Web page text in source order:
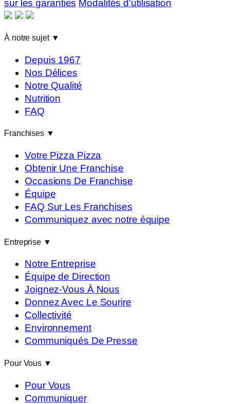
sur les garanties Modalités d'utilisation
À notre sujet ▼
Depuis 1967
Nos Délices
Notre Qualité
Nutrition
FAQ
Franchises ▼
Votre Pizza Pizza
Obtenir Une Franchise
Occasions De Franchise
Équipe
FAQ Sur Les Franchises
Communiquez avec notre équipe
Entreprise ▼
Notre Entreprise
Équipe de Direction
Joignez-Vous À Nous
Donnez Avec Le Sourire
Collectivité
Environnement
Communiqués De Presse
Pour Vous ▼
Pour Vous
Communiquer